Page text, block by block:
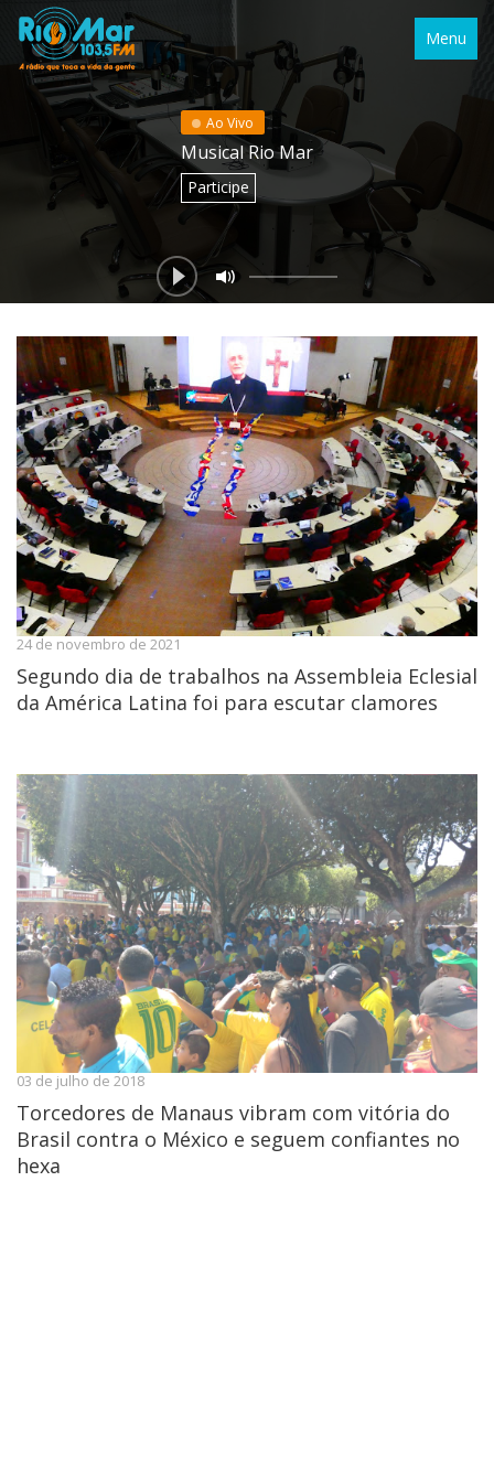
Menu
Ao Vivo
Musical Rio Mar
Participe
24 de novembro de 2021
Segundo dia de trabalhos na Assembleia Eclesial
da América Latina foi para escutar clamores
03 de julho de 2018
Torcedores de Manaus vibram com vitória do
Brasil contra o México e seguem confiantes no
hexa